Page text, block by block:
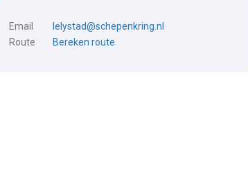
Email
lelystad@schepenkring.nl
Route Bereken route